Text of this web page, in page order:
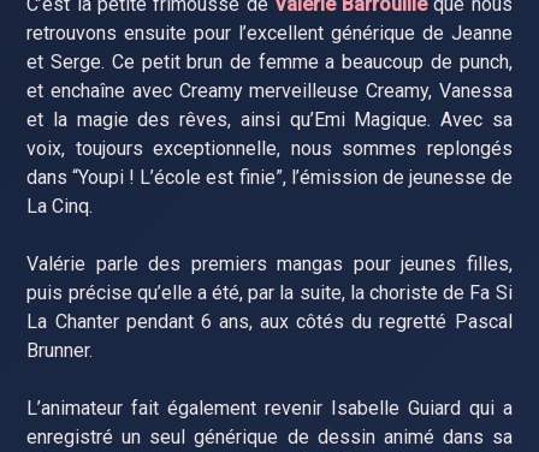
retrouvons ensuite pour l’excellent générique de Jeanne
et Serge. Ce petit brun de femme a beaucoup de punch,
et enchaîne avec Creamy merveilleuse Creamy, Vanessa
et la magie des rêves, ainsi qu’Emi Magique. Avec sa
voix, toujours exceptionnelle, nous sommes replongés
dans “Youpi ! L’école est finie”, l’émission de jeunesse de
La Cinq.
Valérie parle des premiers mangas pour jeunes filles,
puis précise qu’elle a été, par la suite, la choriste de Fa Si
La Chanter pendant 6 ans, aux côtés du regretté Pascal
Brunner.
L’animateur fait également revenir Isabelle Guiard qui a
enregistré un seul générique de dessin animé dans sa